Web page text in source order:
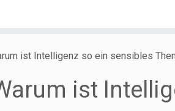
ist Intelligenz so ein sensibles
ist